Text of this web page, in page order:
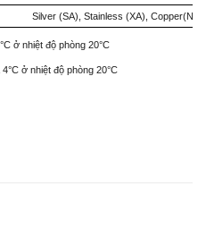
Silver (SA), Stainless (XA), Copper(NZ)
ở nhiệt độ phòng 20°C
ở nhiệt độ phòng 20°C